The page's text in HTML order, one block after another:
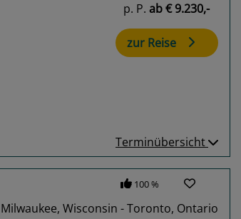
p. P. ab€ 9.230,-
zur Reise
Terminübersicht
100 %
Milwaukee, Wisconsin - Toronto, Ontario